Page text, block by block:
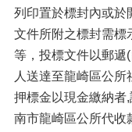
列印置於標封內或於
文件所附之標封需標
等，投標文件以郵遞
人送達至龍崎區公所
押標金以現金繳納者
南市龍崎區公所代收